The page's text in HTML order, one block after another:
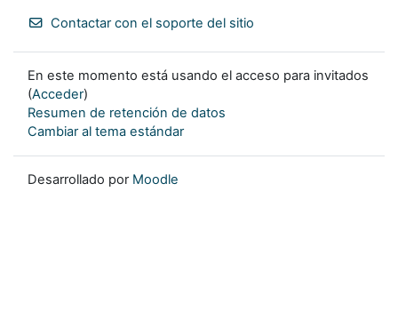
Contactar con el soporte del sitio
En este momento está usando el acceso para invitados
(Acceder)
Resumen de retención de datos
Cambiar al tema estándar
Desarrollado por Moodle